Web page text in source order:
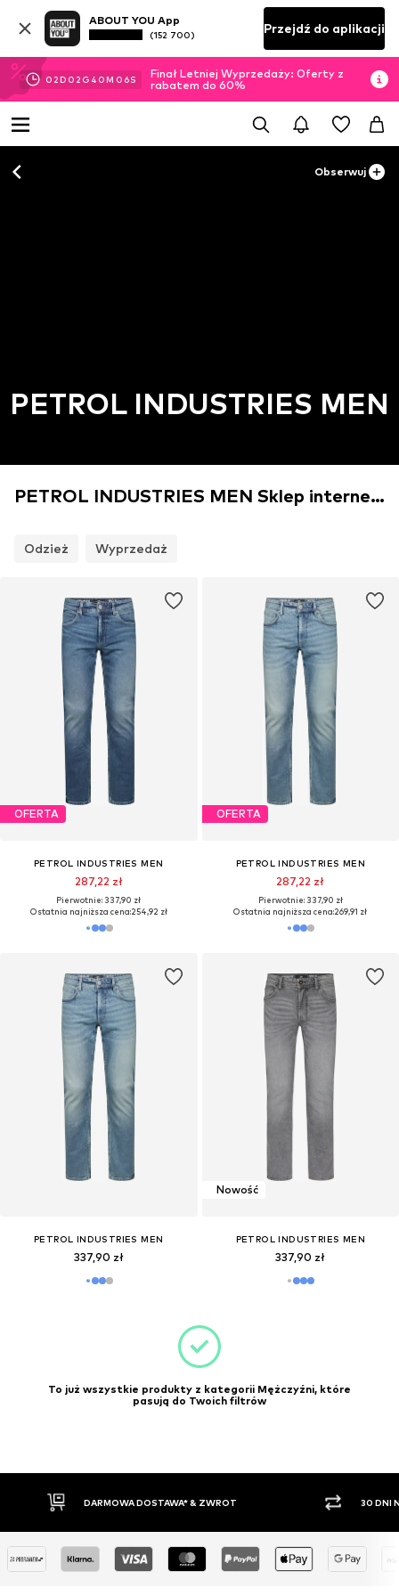
ABOUT YOU App
(152 700) Przejdź do aplikacji
02D 02 G 40M 06S
Finał Letniej Wyprzedaży: Oferty z
rabatem do 60%
Obserwuj
PETROL INDUSTRIES MEN
PETROL INDUSTRIES MEN Sklep internetowy
Odzież Wyprzedaż
OFERTA
PETROL INDUSTRIES MEN
287,22 zł
Pierwotnie: 337,90 zł
Ostatnia najniższa cena:254,92 zł
OFERTA
PETROL INDUSTRIES MEN
287,22 zł
Pierwotnie: 337,90 zł
Ostatnia najniższa cena:269,91 zł
PETROL INDUSTRIES MEN
337,90 zł
Nowość
PETROL INDUSTRIES MEN
337,90 zł
To już wszystkie produkty z kategorii Mężczyźni, które
pasują do Twoich filtrów
DARMOWA DOSTAWA* & ZWROT 30 DNI